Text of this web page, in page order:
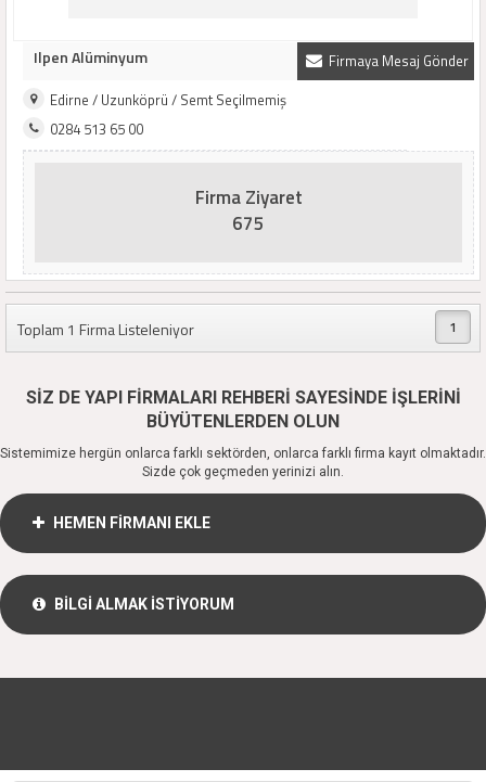
Firmaya Mesaj Gönder
Ilpen Alüminyum
Edirne / Uzunköprü / Semt Seçilmemiş
0284 513 65 00
Firma Ziyaret
675
Toplam 1 Firma Listeleniyor 1
SİZ DE YAPI FİRMALARI REHBERİ SAYESİNDE İŞLERİNİ
BÜYÜTENLERDEN OLUN
Sistemimize hergün onlarca farklı sektörden, onlarca farklı firma kayıt olmaktadır.
Sizde çok geçmeden yerinizi alın.
HEMEN FİRMANI EKLE
BİLGİ ALMAK İSTİYORUM